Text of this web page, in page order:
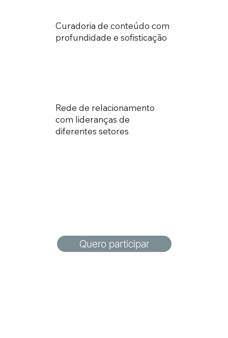
Curadoria de conteúdo com
profundidade e sofisticação
Rede de relacionamento
com lideranças de
diferentes setores
Quero participar